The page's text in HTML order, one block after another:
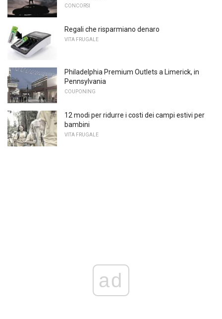
CONCORSI
Regali che risparmiano denaro
VITA FRUGALE
Philadelphia Premium Outlets a Limerick, in
Pennsylvania
COUPONING
12 modi per ridurre i costi dei campi estivi per
bambini
VITA FRUGALE
ad